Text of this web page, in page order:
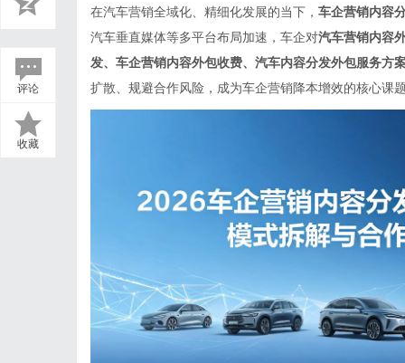
评论
收藏
在汽车营销全域化、精细化发展的当下， 车企营销内容
汽车垂直媒体等多平台布局加速，车企对汽车营销内容
发、车企营销内容外包收费、汽车内容分发外包服务方
扩散、规避合作风险，成为车企营销降本增效的核心课